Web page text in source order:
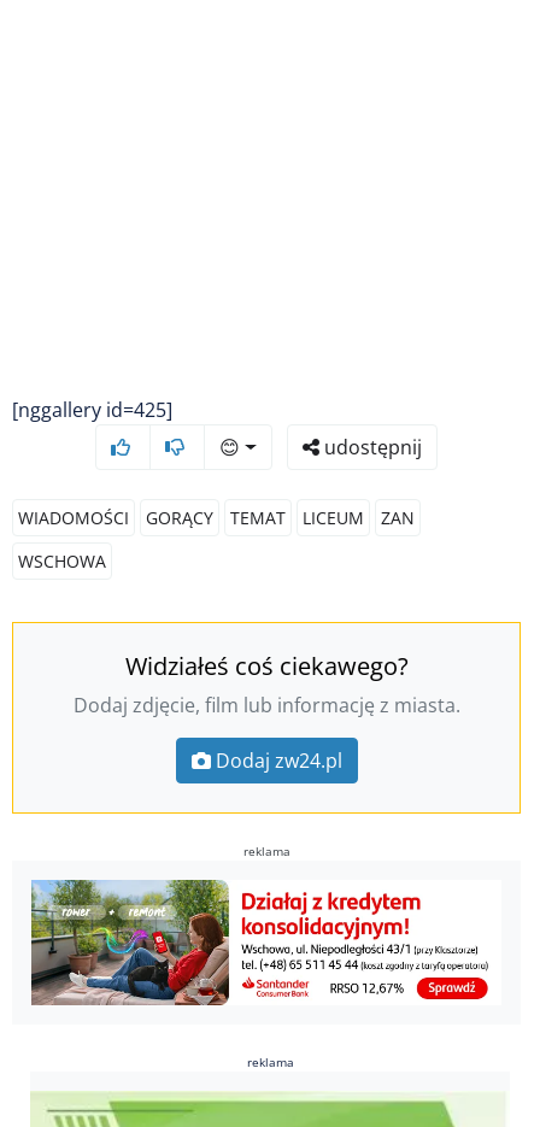
[nggallery id=425]
😊
udostępnij
WIADOMOŚCI GORĄCY TEMAT LICEUM
ZAN
WSCHOWA
Widziałeś coś ciekawego?
Dodaj zdjęcie, film lub informację z miasta.
Dodaj zw24.pl
reklama
reklama